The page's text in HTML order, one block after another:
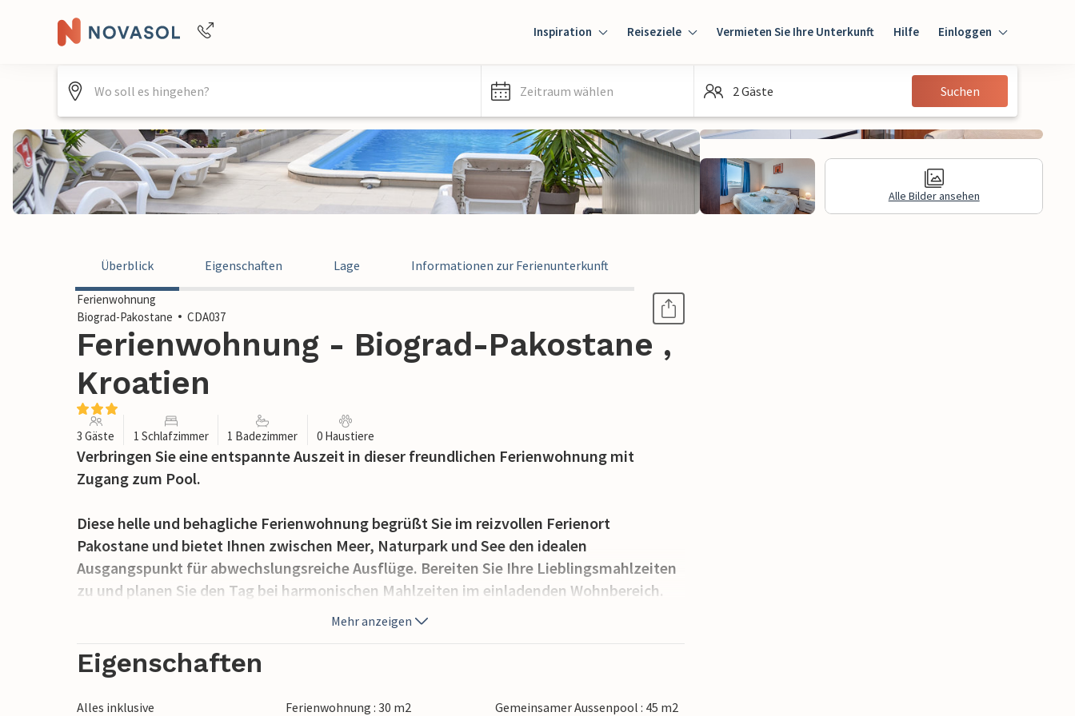
+4940688715475
Inspiration Reiseziele Vermieten Sie Ihre Unterkunft Hilfe Einloggen
Einloggen
Gast
Zeitraum wählen 2 Gäste Suchen
Alle Bilder ansehen
Überblick Eigenschaften Lage Informationen zur Ferienunterkunft
Ferienwohnung
Biograd-Pakostane
CDA037
Ferienwohnung - Biograd-Pakostane ,
Kroatien
3 Gäste 1 Schlafzimmer 1 Badezimmer 0 Haustiere
Verbringen Sie eine entspannte Auszeit in dieser freundlichen Ferienwohnung mit
Zugang zum Pool.
Diese helle und behagliche Ferienwohnung begrüßt Sie im reizvollen Ferienort
Pakostane und bietet Ihnen zwischen Meer, Naturpark und See den idealen
Ausgangspunkt für abwechslungsreiche Ausflüge. Bereiten Sie Ihre Lieblingsmahlzeiten
zu und planen Sie den Tag bei harmonischen Mahlzeiten im einladenden Wohnbereich.
Legen Sie nach einer langen Tour die Füße auf dem Sofa hoch, vertiefen Sie sich in Ihre
Urlaubslektüre oder widmen Sie sich einem Brettspiel.
Werfen Sie sich das Handtuch über die Schulter und genießen Sie die angenehme
Atmosphäre am schönen Gemeinschaftspool. Nutzen Sie den Grill und plaudern Sie bei
Mehr anzeigen
Eigenschaften
Alles inklusive Ferienwohnung : 30 m2
Gemeinsamer Aussenpool : 45 m2